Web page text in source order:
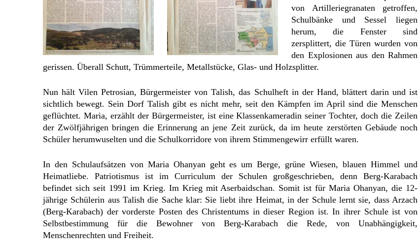
von Artilleriegranaten getroffen,
Schulbänke und Sessel liegen
herum, die Fenster sind
zersplittert, die Türen wurden von
den Explosionen aus den Rahmen
gerissen. Überall Schutt, Trümmerteile, Metallstücke, Glas- und Holzsplitter.
Nun hält Vilen Petrosian, Bürgermeister von Talish, das Schulheft in der Hand, blättert darin und ist
sichtlich bewegt. Sein Dorf Talish gibt es nicht mehr, seit den Kämpfen im April sind die Menschen
geflüchtet. Maria, erzählt der Bürgermeister, ist eine Klassenkameradin seiner Tochter, doch die Zeilen
der Zwölfjährigen bringen die Erinnerung an jene Zeit zurück, da im heute zerstörten Gebäude noch
Schüler herumwuselten und die Schulkorridore von ihrem Stimmengewirr erfüllt waren.
In den Schulaufsätzen von Maria Ohanyan geht es um Berge, grüne Wiesen, blauen Himmel und
Heimatliebe. Patriotismus ist im Curriculum der Schulen großgeschrieben, denn Berg-Karabach
befindet sich seit 1991 im Krieg. Im Krieg mit Aserbaidschan. Somit ist für Maria Ohanyan, die 12-
jährige Schülerin aus Talish die Sache klar: Sie liebt ihre Heimat, in der Schule lernt sie, dass Arzach
(Berg-Karabach) der vorderste Posten des Christentums in dieser Region ist. In ihrer Schule ist von
Selbstbestimmung für die Bewohner von Berg-Karabach die Rede, von Unabhängigkeit,
Menschenrechten und Freiheit.